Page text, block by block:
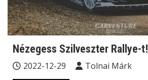
Nézegess Szilveszter Rallye-t!
2022-12-29 Tolnai Márk